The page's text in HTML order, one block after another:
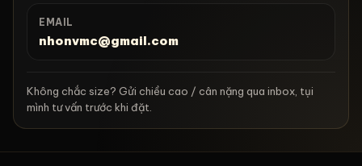
EMAIL
nhonvmc@gmail.com
Không chắc size? Gửi chiều cao / cân nặng qua inbox, tụi
mình tư vấn trước khi đặt.